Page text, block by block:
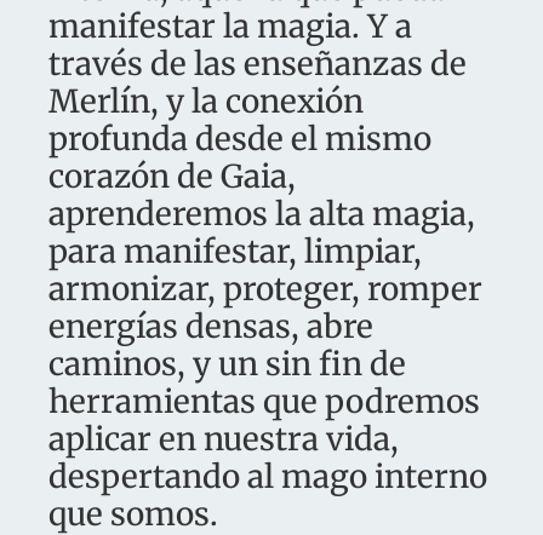
manifestar la magia. Y a
través de las enseñanzas de
Merlín, y la conexión
profunda desde el mismo
corazón de Gaia,
aprenderemos la alta magia,
para manifestar, limpiar,
armonizar, proteger, romper
energías densas, abre
caminos, y un sin fin de
herramientas que podremos
aplicar en nuestra vida,
despertando al mago interno
que somos.